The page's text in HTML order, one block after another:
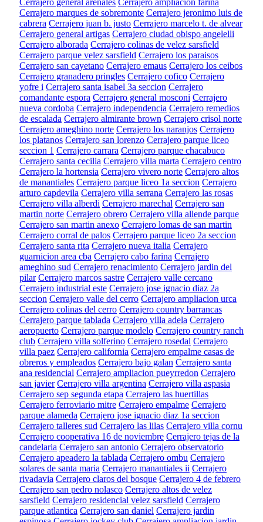
Cerrajero general arenales Cerrajero ampliacion farina
Cerrajero marques de sobremonte Cerrajero jeronimo luis de
cabrera Cerrajero juan b. justo Cerrajero marcelo t. de alvear
Cerrajero general artigas Cerrajero ciudad obispo angelelli
Cerrajero alborada Cerrajero colinas de velez sarsfield
Cerrajero parque velez sarsfield Cerrajero los paraisos
Cerrajero san cayetano Cerrajero emaus Cerrajero los ceibos
Cerrajero granadero pringles Cerrajero cofico Cerrajero
yofre i Cerrajero santa isabel 3a seccion Cerrajero
comandante espora Cerrajero general mosconi Cerrajero
nueva cordoba Cerrajero independencia Cerrajero remedios
de escalada Cerrajero almirante brown Cerrajero crisol norte
Cerrajero ameghino norte Cerrajero los naranjos Cerrajero
los platanos Cerrajero san lorenzo Cerrajero parque liceo
seccion 1 Cerrajero carrara Cerrajero parque chacabuco
Cerrajero santa cecilia Cerrajero villa marta Cerrajero centro
Cerrajero la hortensia Cerrajero vivero norte Cerrajero altos
de manantiales Cerrajero parque liceo 1a seccion Cerrajero
arturo capdevila Cerrajero villa serrana Cerrajero las rosas
Cerrajero villa alberdi Cerrajero marechal Cerrajero san
martin norte Cerrajero obrero Cerrajero villa allende parque
Cerrajero san martin anexo Cerrajero lomas de san martin
Cerrajero corral de palos Cerrajero parque liceo 2a seccion
Cerrajero santa rita Cerrajero nueva italia Cerrajero
guarnicion area cba Cerrajero cabo farina Cerrajero
ameghino sud Cerrajero renacimiento Cerrajero jardin del
pilar Cerrajero marcos sastre Cerrajero valle cercano
Cerrajero industrial este Cerrajero jose ignacio diaz 2a
seccion Cerrajero valle del cerro Cerrajero ampliacion urca
Cerrajero colinas del cerro Cerrajero country barrancas
Cerrajero parque tablada Cerrajero villa adela Cerrajero
aeropuerto Cerrajero parque modelo Cerrajero country ranch
club Cerrajero villa solferino Cerrajero rosedal Cerrajero
villa paez Cerrajero california Cerrajero empalme casas de
obreros y empleados Cerrajero bajo galan Cerrajero santa
ana residencial Cerrajero ampliacion pueyrredon Cerrajero
san javier Cerrajero villa argentina Cerrajero villa aspasia
Cerrajero sep segunda etapa Cerrajero las huertillas
Cerrajero ferroviario mitre Cerrajero empalme Cerrajero
parque alameda Cerrajero jose ignacio diaz 1a seccion
Cerrajero talleres sud Cerrajero las lilas Cerrajero villa cornu
Cerrajero cooperativa 16 de noviembre Cerrajero tejas de la
candelaria Cerrajero san antonio Cerrajero observatorio
Cerrajero apeadero la tablada Cerrajero ombu Cerrajero
solares de santa maria Cerrajero manantiales ii Cerrajero
rivadavia Cerrajero claros del bosque Cerrajero 4 de febrero
Cerrajero san pedro nolasco Cerrajero altos de velez
sarsfield Cerrajero residencial velez sarsfield Cerrajero
parque atlantica Cerrajero san daniel Cerrajero jardin